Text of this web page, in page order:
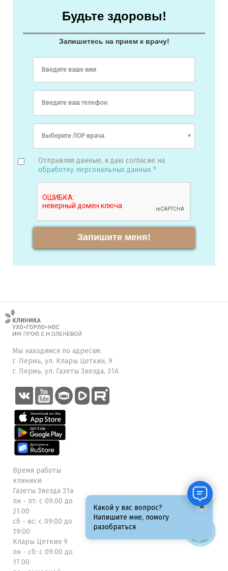
Будьте здоровы!
Запишитесь на прием к врачу!
Введите ваше имя
Введите ваш телефон
Отправляя данные, я даю согласие на
обработку персональных данных *
Запишите меня!
Мы находимся по адресам:
г. Пермь, ул. Клары Цеткин, 9
г. Пермь, ул. Газеты Звезда, 31А
Время работы
клиники:
Газеты Звезда 31а
пн - пт: с 09.00 до
21.00
сб - вс: с 09:00 до
19:00
Клары Цеткин 9
пн - сб: с 09.00 до
17.00
Какой у вас вопрос?
Напишите мне, помогу
разобраться
×